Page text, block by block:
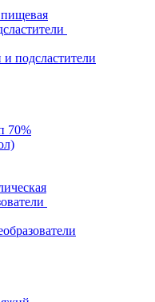
подсластители
70%